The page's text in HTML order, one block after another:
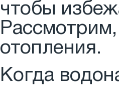
чтобы
отопления.
Когда